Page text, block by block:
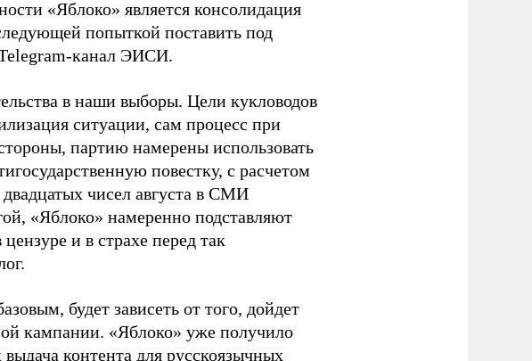
«Яблоко» является консолидация
попыткой поставить под
канал ЭИСИ.
в наши выборы. Цели кукловодов
ситуации, сам процесс при
партию намерены использовать
повестку, с расчетом
чисел августа в СМИ
«Яблоко» намеренно подставляют
и в страхе перед так
будет зависеть от того, дойдет
кампании. «Яблоко» уже получило
контента для русскоязычных